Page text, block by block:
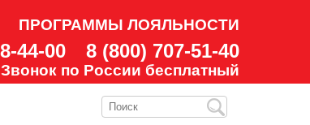
ПРОГРАММЫ ЛОЯЛЬНОСТИ
44-00 8 (800) 707-51-40
Звонок по России бесплатный